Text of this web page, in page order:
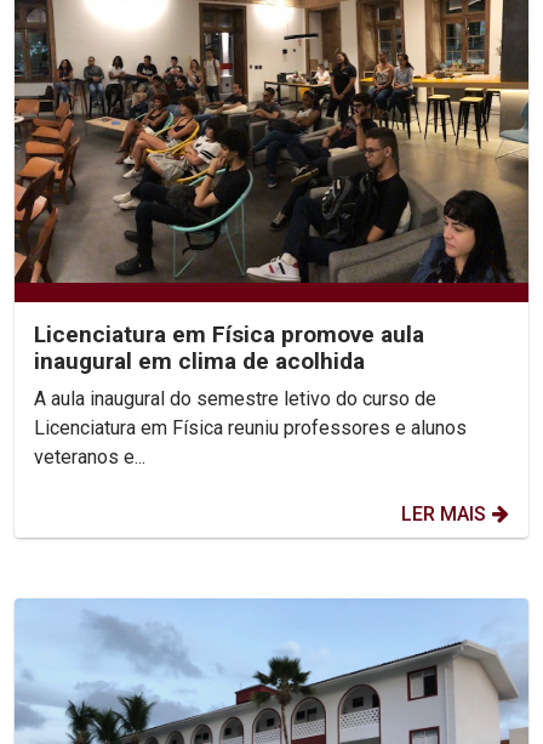
Licenciatura em Física promove aula
inaugural em clima de acolhida
A aula inaugural do semestre letivo do curso de
Licenciatura em Física reuniu professores e alunos
veteranos e...
LER MAIS